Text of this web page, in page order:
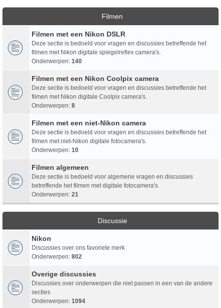
Filmen
Filmen met een Nikon DSLR
Deze sectie is bedoeld voor vragen en discussies betreffende het
filmen met Nikon digitale spiegelreflex camera's.
Onderwerpen: 140
Filmen met een Nikon Coolpix camera
Deze sectie is bedoeld voor vragen en discussies betreffende het
filmen met Nikon digitale Coolpix camera's.
Onderwerpen: 8
Filmen met een niet-Nikon camera
Deze sectie is bedoeld voor vragen en discussies betreffende het
filmen met niet-Nikon digitale fotocamera's.
Onderwerpen: 10
Filmen algemeen
Deze sectie is bedoeld voor algemene vragen en discussies
betreffende het filmen met digitale fotocamera's.
Onderwerpen: 21
Discussie
Nikon
Discussies over ons favoriete merk
Onderwerpen: 802
Overige discussies
Discussies over onderwerpen die niet passen in een van de andere
secties
Onderwerpen: 1094